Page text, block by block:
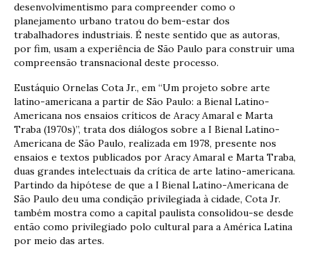
desenvolvimentismo para compreender como o
planejamento urbano tratou do bem-estar dos
trabalhadores industriais. É neste sentido que as autoras,
por fim, usam a experiência de São Paulo para construir uma
compreensão transnacional deste processo.
Eustáquio Ornelas Cota Jr., em “Um projeto sobre arte
latino-americana a partir de São Paulo: a Bienal Latino-
Americana nos ensaios críticos de Aracy Amaral e Marta
Traba (1970s)”, trata dos diálogos sobre a I Bienal Latino-
Americana de São Paulo, realizada em 1978, presente nos
ensaios e textos publicados por Aracy Amaral e Marta Traba,
duas grandes intelectuais da crítica de arte latino-americana.
Partindo da hipótese de que a I Bienal Latino-Americana de
São Paulo deu uma condição privilegiada à cidade, Cota Jr.
também mostra como a capital paulista consolidou-se desde
então como privilegiado polo cultural para a América Latina
por meio das artes.